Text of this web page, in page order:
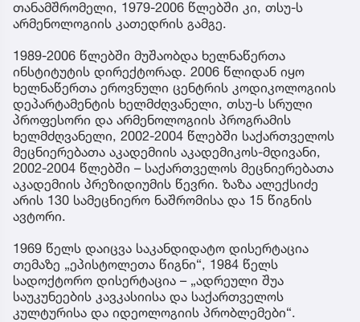
თანამშრომელი, 1979-2006 წლებში კი, თსუ-ს
არმენოლოგიის კათედრის გამგე.
1989-2006 წლებში მუშაობდა ხელნაწერთა
ინსტიტუტის დირექტორად. 2006 წლიდან იყო
ხელნაწერთა ეროვნული ცენტრის კოდიკოლოგიის
დეპარტამენტის ხელმძღვანელი, თსუ-ს სრული
პროფესორი და არმენოლოგიის პროგრამის
ხელმძღვანელი, 2002-2004 წლებში საქართველოს
მეცნიერებათა აკადემიის აკადემიკოს-მდივანი,
2002-2004 წლებში – საქართველოს მეცნიერებათა
აკადემიის პრეზიდიუმის წევრი. ზაზა ალექსიძე
არის 130 სამეცნიერო ნაშრომისა და 15 წიგნის
ავტორი.
1969 წელს დაიცვა საკანდიდატო დისერტაცია
თემაზე „ეპისტოლეთა წიგნი“, 1984 წელს
სადოქტორო დისერტაცია – „ადრეული შუა
საუკუნეების კავკასიისა და საქართველოს
კულტურისა და იდეოლოგიის პრობლემები“.